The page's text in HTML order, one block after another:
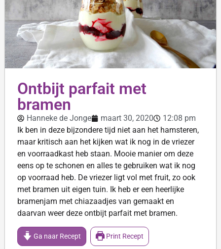
Ontbijt parfait met
bramen
Hanneke de Jonge maart 30, 2020
12:08 pm
Ik ben in deze bijzondere tijd niet aan het hamsteren,
maar kritisch aan het kijken wat ik nog in de vriezer
en voorraadkast heb staan. Mooie manier om deze
eens op te schonen en alles te gebruiken wat ik nog
op voorraad heb. De vriezer ligt vol met fruit, zo ook
met bramen uit eigen tuin. Ik heb er een heerlijke
bramenjam met chiazaadjes van gemaakt en
daarvan weer deze ontbijt parfait met bramen.
Ga naar Recept Print Recept